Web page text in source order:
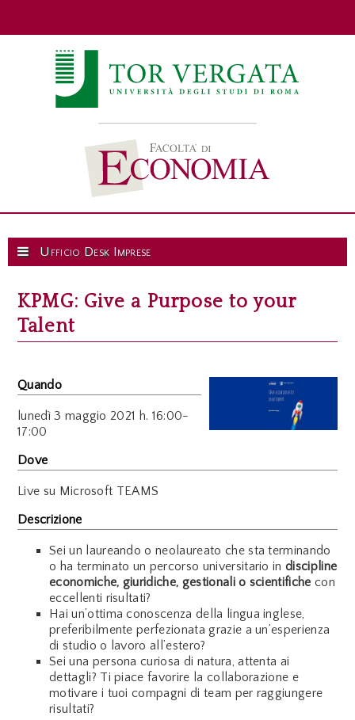
KPMG: Give a Purpose to your
Talent
Quando
lunedì3 maggio 2021 h. 16:00-
17:00
Dove
Live su Microsoft TEAMS
Descrizione
Sei un laureando o neolaureato che sta terminando
o ha terminato un percorso universitario indiscipline
economiche, giuridiche, gestionali o scientifiche con
eccellenti risultati?
Hai un’ottima conoscenza della lingua inglese,
preferibilmente perfezionata grazie a un’esperienza
di studio o lavoro all’estero?
Sei una persona curiosa di natura, attenta ai
dettagli? Ti piace favorire la collaborazione e
motivare i tuoi compagni di team per raggiungere
risultati?
Ufficio Desk Imprese